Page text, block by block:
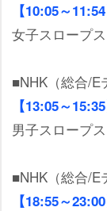
【10:05～11:54
女子スロープ
■NHK（総合/E
【13:05～15:35
男子スロープ
■NHK（総合/E
【18:55～23:00